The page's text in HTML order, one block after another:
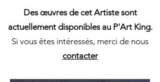
Des œuvres de cet Artiste sont
actuellement disponibles au P'Art King.
Si vous êtes intéressés, merci de nous
contacter